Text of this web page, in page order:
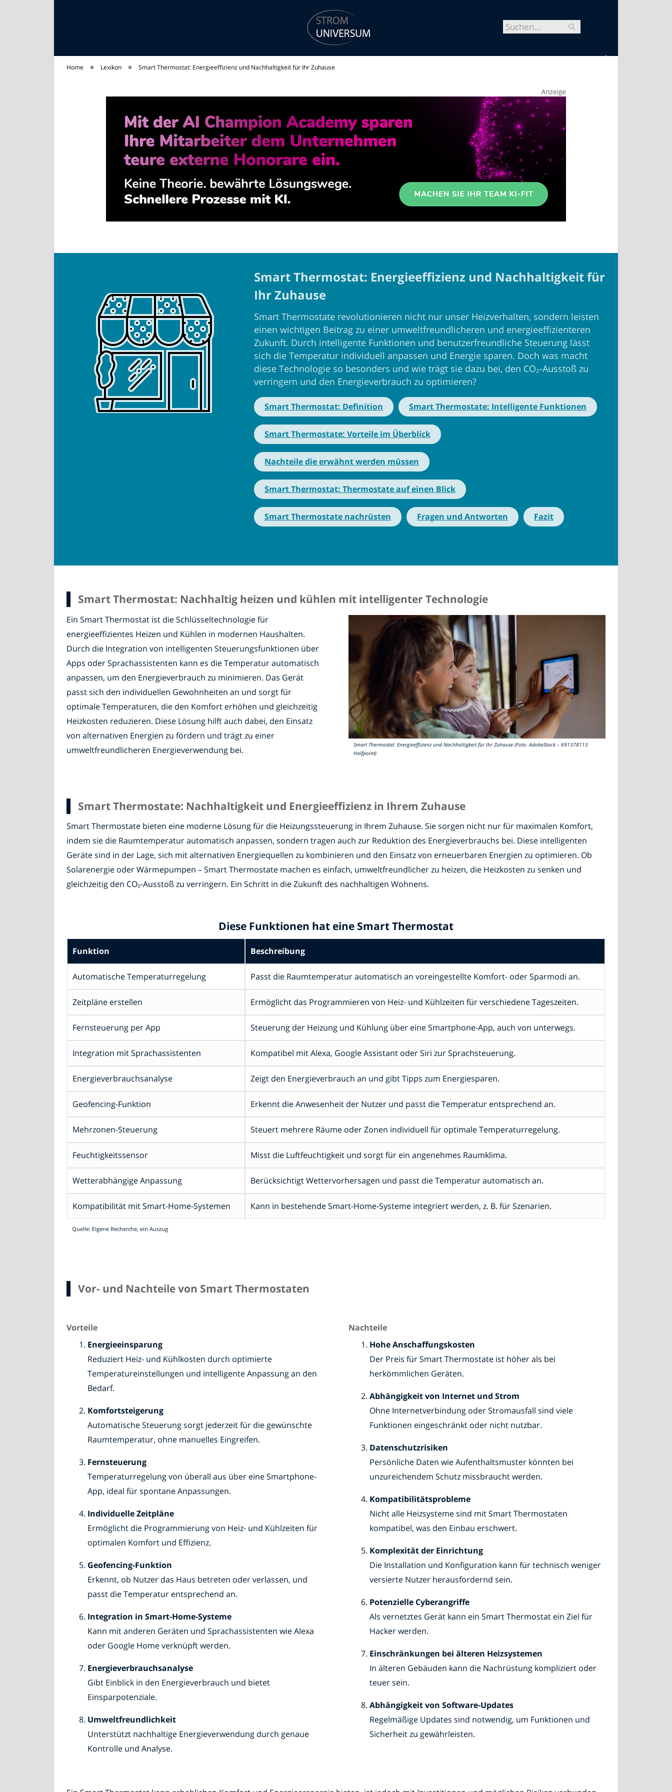
Home » Lexikon » Smart Thermostat: Energieeffizienz und Nachhaltigkeit für Ihr Zuhause
Smart Thermostat: Energieeffizienz und Nachhaltigkeit für
Ihr Zuhause
Smart Thermostate revolutionieren nicht nur unser Heizverhalten, sondern leisten
einen wichtigen Beitrag zu einer umweltfreundlicheren und energieeffizienteren
Zukunft. Durch intelligente Funktionen und benutzerfreundliche Steuerung lässt
sich die Temperatur individuell anpassen und Energie sparen. Doch was macht
diese Technologie so besonders und wie trägt sie dazu bei, den CO₂-Ausstoß zu
verringern und den Energieverbrauch zu optimieren?
Smart Thermostat: Definition Smart Thermostate: Intelligente Funktionen
Smart Thermostate: Vorteile im Überblick
Nachteile die erwähnt werden müssen
Smart Thermostat: Thermostate auf einen Blick
Smart Thermostate nachrüsten Fragen und Antworten Fazit
Smart Thermostat: Nachhaltig heizen und kühlen mit intelligenter Technologie
Ein Smart Thermostat ist die Schlüsseltechnologie für
energieeffizientes Heizen und Kühlen in modernen Haushalten.
Durch die Integration von intelligenten Steuerungsfunktionen über
Apps oder Sprachassistenten kann es die Temperatur automatisch
anpassen, um den Energieverbrauch zu minimieren. Das Gerät
passt sich den individuellen Gewohnheiten an und sorgt für
optimale Temperaturen, die den Komfort erhöhen und gleichzeitig
Heizkosten reduzieren. Diese Lösung hilft auch dabei, den Einsatz
von alternativen Energien zu fördern und trägt zu einer
umweltfreundlicheren Energieverwendung bei.
Smart Thermostat: Energieeffizienz und Nachhaltigkeit für Ihr Zuhause (Foto: AdobeStock – 691378113
Halfpoint)
Smart Thermostate: Nachhaltigkeit und Energieeffizienz in Ihrem Zuhause
Smart Thermostate bieten eine moderne Lösung für die Heizungssteuerung in Ihrem Zuhause. Sie sorgen nicht nur für maximalen Komfort,
indem sie die Raumtemperatur automatisch anpassen, sondern tragen auch zur Reduktion des Energieverbrauchs bei. Diese intelligenten
Geräte sind in der Lage, sich mit alternativen Energiequellen zu kombinieren und den Einsatz von erneuerbaren Energien zu optimieren. Ob
Solarenergie oder Wärmepumpen – Smart Thermostate machen es einfach, umweltfreundlicher zu heizen, die Heizkosten zu senken und
gleichzeitig den CO₂-Ausstoß zu verringern. Ein Schritt in die Zukunft des nachhaltigen Wohnens.
Diese Funktionen hat eine Smart Thermostat
Funktion Beschreibung
Automatische Temperaturregelung Passt die Raumtemperatur automatisch an voreingestellte Komfort- oder Sparmodi an.
Zeitpläne erstellen Ermöglicht das Programmieren von Heiz- und Kühlzeiten für verschiedene Tageszeiten.
Fernsteuerung per App Steuerung der Heizung und Kühlung über eine Smartphone-App, auch von unterwegs.
Integration mit Sprachassistenten Kompatibel mit Alexa, Google Assistant oder Siri zur Sprachsteuerung.
Energieverbrauchsanalyse Zeigt den Energieverbrauch an und gibt Tipps zum Energiesparen.
Geofencing-Funktion Erkennt die Anwesenheit der Nutzer und passt die Temperatur entsprechend an.
Mehrzonen-Steuerung Steuert mehrere Räume oder Zonen individuell für optimale Temperaturregelung.
Feuchtigkeitssensor Misst die Luftfeuchtigkeit und sorgt für ein angenehmes Raumklima.
Wetterabhängige Anpassung Berücksichtigt Wettervorhersagen und passt die Temperatur automatisch an.
Kompatibilität mit Smart-Home-Systemen Kann in bestehende Smart-Home-Systeme integriert werden, z. B. für Szenarien.
Quelle: Eigene Recherche, ein Auszug
Vor- und Nachteile von Smart Thermostaten
Vorteile
Energieeinsparung
Reduziert Heiz- und Kühlkosten durch optimierte
Temperatureinstellungen und intelligente Anpassung an den
Bedarf.
Komfortsteigerung
Automatische Steuerung sorgt jederzeit für die gewünschte
Raumtemperatur, ohne manuelles Eingreifen.
Fernsteuerung
Temperaturregelung von überall aus über eine Smartphone-
App, ideal für spontane Anpassungen.
Individuelle Zeitpläne
Ermöglicht die Programmierung von Heiz- und Kühlzeiten für
optimalen Komfort und Effizienz.
Geofencing-Funktion
Erkennt, ob Nutzer das Haus betreten oder verlassen, und
passt die Temperatur entsprechend an.
Integration in Smart-Home-Systeme
Kann mit anderen Geräten und Sprachassistenten wie Alexa
oder Google Home verknüpft werden.
Energieverbrauchsanalyse
Gibt Einblick in den Energieverbrauch und bietet
Einsparpotenziale.
Umweltfreundlichkeit
Unterstützt nachhaltige Energieverwendung durch genaue
Kontrolle und Analyse.
Nachteile
Hohe Anschaffungskosten
Der Preis für Smart Thermostate ist höher als bei
herkömmlichen Geräten.
Abhängigkeit von Internet und Strom
Ohne Internetverbindung oder Stromausfall sind viele
Funktionen eingeschränkt oder nicht nutzbar.
Datenschutzrisiken
Persönliche Daten wie Aufenthaltsmuster könnten bei
unzureichendem Schutz missbraucht werden.
Kompatibilitätsprobleme
Nicht alle Heizsysteme sind mit Smart Thermostaten
kompatibel, was den Einbau erschwert.
Komplexität der Einrichtung
Die Installation und Konfiguration kann für technisch weniger
versierte Nutzer herausfordernd sein.
Potenzielle Cyberangriffe
Als vernetztes Gerät kann ein Smart Thermostat ein Ziel für
Hacker werden.
Einschränkungen bei älteren Heizsystemen
In älteren Gebäuden kann die Nachrüstung kompliziert oder
teuer sein.
Abhängigkeit von Software-Updates
Regelmäßige Updates sind notwendig, um Funktionen und
Sicherheit zu gewährleisten.